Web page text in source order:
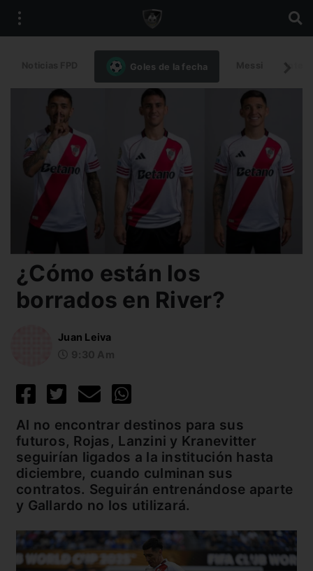
Goles de la fecha
¿Cómo están los
borrados en River?
Juan Leiva
Al no encontrar destinos para sus
futuros, Rojas, Lanzini y Kranevitter
seguirían ligados a la institución hasta
diciembre, cuando culminan sus
contratos. Seguirán entrenándose aparte
y Gallardo no los utilizará.